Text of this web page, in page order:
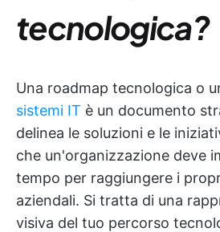
tecnologica?
Una roadmap tecnologica o
sistemi IT è un documento
delinea le soluzioni e le
che un'organizzazione deve
tempo per raggiungere i
aziendali. Si tratta di una
visiva del tuo percorso